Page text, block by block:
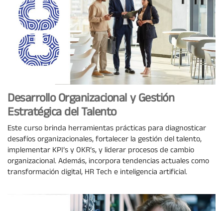
Desarrollo Organizacional y Gestión
Estratégica del Talento
Este curso brinda herramientas prácticas para diagnosticar
desafíos organizacionales, fortalecer la gestión del talento,
implementar KPI’s y OKR’s, y liderar procesos de cambio
organizacional. Además, incorpora tendencias actuales como
transformación digital, HR Tech e inteligencia artificial.